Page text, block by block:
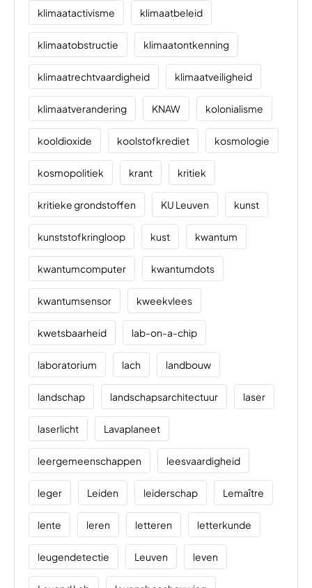
klimaatactivisme klimaatbeleid
klimaatobstructie klimaatontkenning
klimaatrechtvaardigheid klimaatveiligheid
klimaatverandering KNAW kolonialisme
kooldioxide koolstofkrediet kosmologie
kosmopolitiek krant kritiek
kritieke grondstoffen KU Leuven kunst
kunststofkringloop kust kwantum
kwantumcomputer kwantumdots
kwantumsensor kweekvlees
kwetsbaarheid lab-on-a-chip
laboratorium lach landbouw
landschap landschapsarchitectuur laser
laserlicht Lavaplaneet
leergemeenschappen leesvaardigheid
leger Leiden leiderschap Lemaître
lente leren letteren letterkunde
leugendetectie Leuven leven